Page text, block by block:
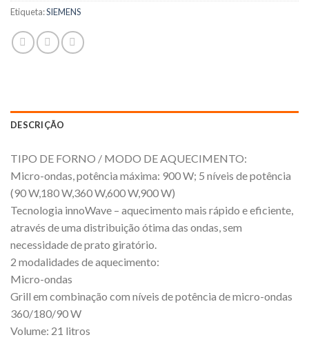
Etiqueta:SIEMENS
DESCRIÇÃO
TIPO DE FORNO / MODO DE AQUECIMENTO:
Micro-ondas, potência máxima: 900 W; 5 níveis de potência
(90 W,180 W,360 W,600 W,900 W)
Tecnologia innoWave – aquecimento mais rápido e eficiente,
através de uma distribuição ótima das ondas, sem
necessidade de prato giratório.
2 modalidades de aquecimento:
Micro-ondas
Grill em combinação com níveis de potência de micro-ondas
360/180/90 W
Volume: 21 litros